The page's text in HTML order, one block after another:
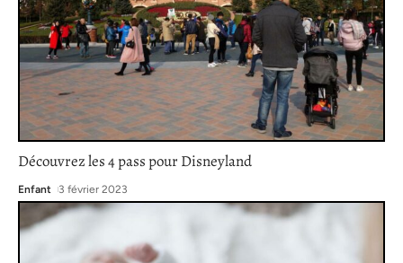
Découvrez les 4 pass pour Disneyland
Enfant 3 février 2023